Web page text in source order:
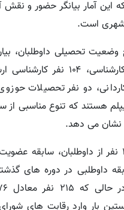
آمار بیانگر حضور و نقش
شهری است.
دو نفر تحصیلات
هستند که تنوع مناسبی
نشان می دهد.
وی ادامه داد: ۳۴ نفر از داوطلبان،
نفر سابقه داوطلبی در دوره های
بار وارد رقابت های